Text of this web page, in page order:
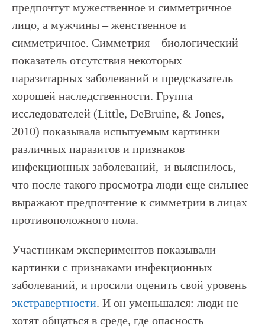
предпочтут мужественное и симметричное
лицо, а мужчины – женственное и
симметричное. Симметрия – биологический
показатель отсутствия некоторых
паразитарных заболеваний и предсказатель
хорошей наследственности. Группа
исследователей (Little, DeBruine, & Jones,
2010) показывала испытуемым картинки
различных паразитов и признаков
инфекционных заболеваний, и выяснилось,
что после такого просмотра люди еще сильнее
выражают предпочтение к симметрии в лицах
противоположного пола.
Участникам экспериментов показывали
картинки с признаками инфекционных
заболеваний, и просили оценить свой уровень
экстравертности. И он уменьшался: люди не
хотят общаться в среде, где опасность